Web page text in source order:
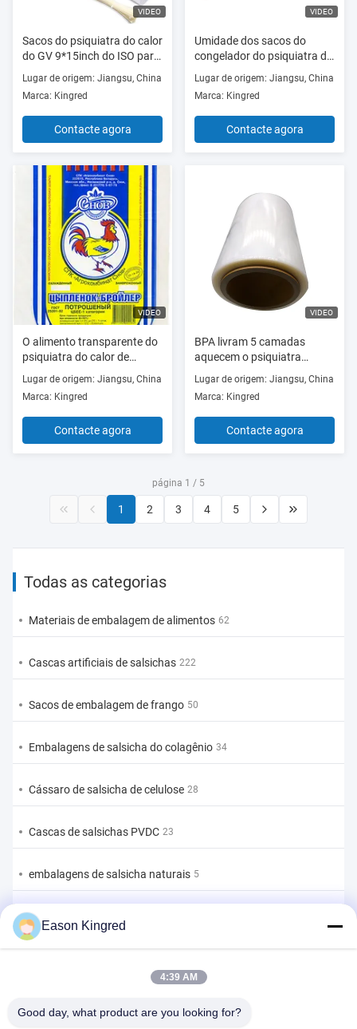
VIDEO
Sacos do psiquiatra do calor
do GV 9*15inch do ISO para
as aves domésticas
transparentes
Lugar de origem: Jiangsu, China
Marca: Kingred
Contacte agora
VIDEO
Umidade dos sacos do
congelador do psiquiatra do
calor da extrusão do Co do
PE dos PVDC - prova
Lugar de origem: Jiangsu, China
Marca: Kingred
Contacte agora
VIDEO
O alimento transparente do
psiquiatra do calor de
Kingred ensaca 9" *15” não
tóxico
Lugar de origem: Jiangsu, China
Marca: Kingred
Contacte agora
VIDEO
BPA livram 5 camadas
aquecem o psiquiatra
ensacam sacos inteiros do
envoltório do psiquiatra das
aves domésticas 45um
Lugar de origem: Jiangsu, China
Marca: Kingred
Contacte agora
página 1 / 5
1 2 3 4 5
Todas as categorias
Materiais de embalagem de alimentos 62
Cascas artificiais de salsichas 222
Sacos de embalagem de frango 50
Embalagens de salsicha do colagênio 34
Cássaro de salsicha de celulose 28
Cascas de salsichas PVDC 23
embalagens de salsicha naturais 5
Sacos de embalagem de alimentos
Eason Kingred
4:39 AM
Good day, what product are you looking for?